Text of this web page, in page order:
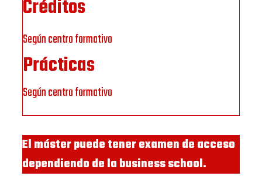
Créditos
Según centro formativo
Prácticas
Según centro formativo
El máster puede tener examen de acceso
dependiendo de la business school.